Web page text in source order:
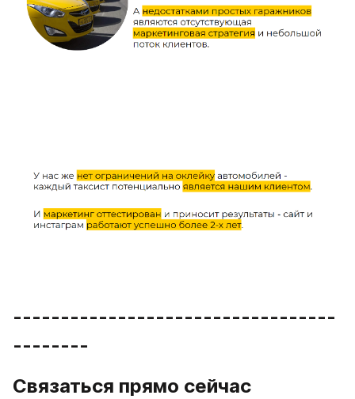
----------------------------------
--------
Связаться прямо сейчас